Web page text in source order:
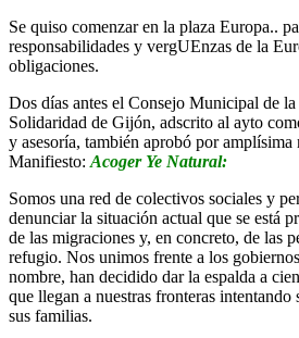
Se quiso comenzar en la plaza Europa..
responsabilidades y vergUEnzas de la
obligaciones.
Dos días antes el Consejo Municipal de
Solidaridad de Gijón, adscrito al ayto
y asesoría, también aprobó por
Manifiesto: Acoger Ye Natural:
Somos una red de colectivos sociales y
denunciar la situación actual que se está
de las migraciones y, en concreto, de las
refugio. Nos unimos frente a los
nombre, han decidido dar la espalda a
que llegan a nuestras fronteras intentando
sus familias.